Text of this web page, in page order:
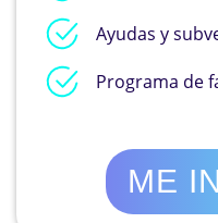
Ayudas y
Programa de
ME